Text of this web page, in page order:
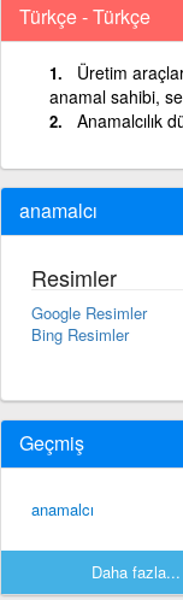
Türkçe - Türkçe
Üretim
anamal sahibi,
Anamalcılık
anamalcı
Resimler
Google Resimler
Bing Resimler
Geçmiş
anamalcı
Daha fazla...